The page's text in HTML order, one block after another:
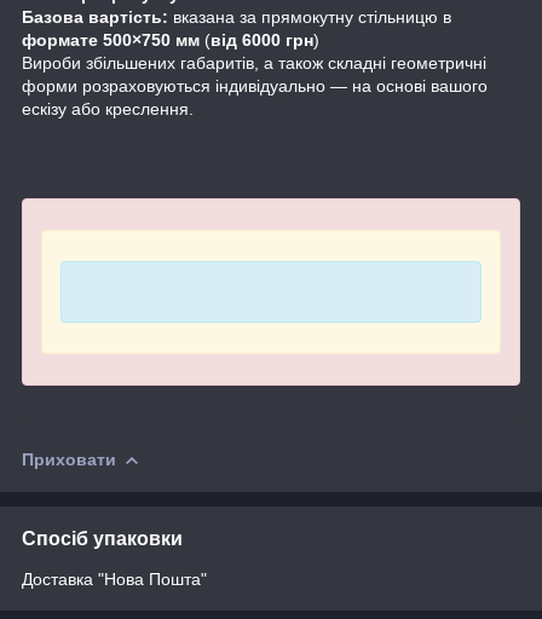
Базова вартість: вказана за прямокутну стільницю в
формате 500×750 мм (від 6000 грн)
Вироби збільшених габаритів, а також складні геометричні
форми розраховуються індивідуально — на основі вашого
ескізу або креслення.
Приховати
Спосіб упаковки
Доставка "Нова Пошта"